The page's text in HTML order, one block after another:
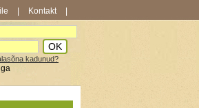
Kontakt
kadunud?